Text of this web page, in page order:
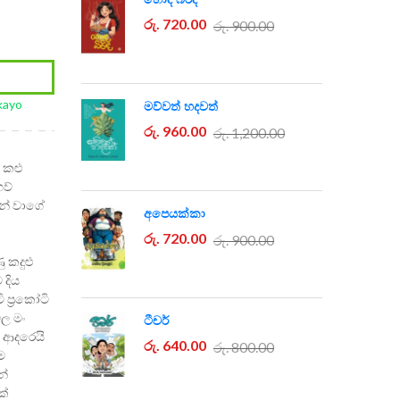
කළු
වාගේ
කදුළු
දිය
ප්‍රකෝටි
මං
රු. 720.00 රු. 900.00
මව්වත් හදවත්
රු. 960.00 රු. 1,200.00
අපෙයක්කා
රු. 720.00 රු. 900.00
ටීචර්
රු. 640.00 රු. 800.00